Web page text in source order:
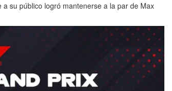
su público logró mantenerse a la par de Max